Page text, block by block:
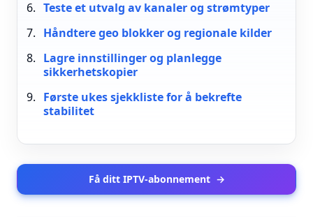
Teste et utvalg av kanaler og strømtyper
Håndtere geo blokker og regionale kilder
Lagre innstillinger og planlegge
sikkerhetskopier
Første ukes sjekkliste for å bekrefte
stabilitet
Få ditt IPTV-abonnement →